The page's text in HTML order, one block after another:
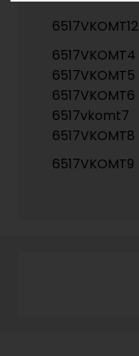
6517VKOMT12
6517VKOMT4
6517VKOMT5
6517VKOMT6
6517vkomt7
6517VKOMT8
6517VKOMT9